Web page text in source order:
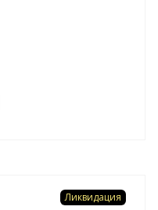
Ликвидация